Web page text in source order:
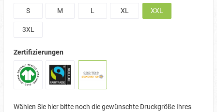
S
M L XL XXL
3XL
Zertifizierungen
Wählen Sie hier bitte noch die gewünschte Druckgröße Ihres